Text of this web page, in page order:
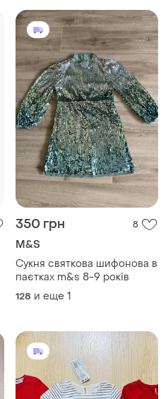
350 грн 8
M&S
Сукня святкова шифонова в
паєтках m&s 8-9 років
128 и еще 1